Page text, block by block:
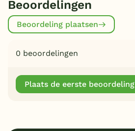
Beoordelingen
Beoordeling plaatsen
0 beoordelingen
Plaats de eerste beoordeling